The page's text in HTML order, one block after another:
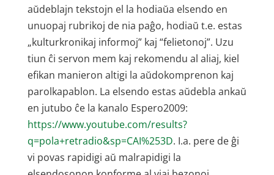
aŭdeblajn tekstojn el la hodiaŭa elsendo en
unuopaj rubrikoj de nia paĝo, hodiaŭ t.e. estas
„kulturkronikaj informoj” kaj “felietonoj”. Uzu
tiun ĉi servon mem kaj rekomendu al aliaj, kiel
efikan manieron altigi la aŭdokomprenon kaj
parolkapablon. La elsendo estas aŭdebla ankaŭ
en jutubo ĉe la kanalo Espero2009:
https://www.youtube.com/results?
q=pola+retradio&sp=CAI%253D. I.a. pere de ĝi
vi povas rapidigi aŭ malrapidigi la